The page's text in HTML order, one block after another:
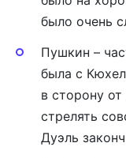
было очень
Пушкин –
была с
в сторону
стрелять
Дуэль